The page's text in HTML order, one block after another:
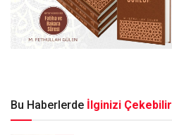
Bu Haberlerde İlginizi Çekebilir